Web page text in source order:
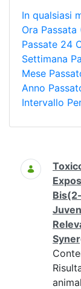
In qualsiasi
Ora Passata
Passate 24
Settimana
Mese
Anno
Intervallo
Ricerca